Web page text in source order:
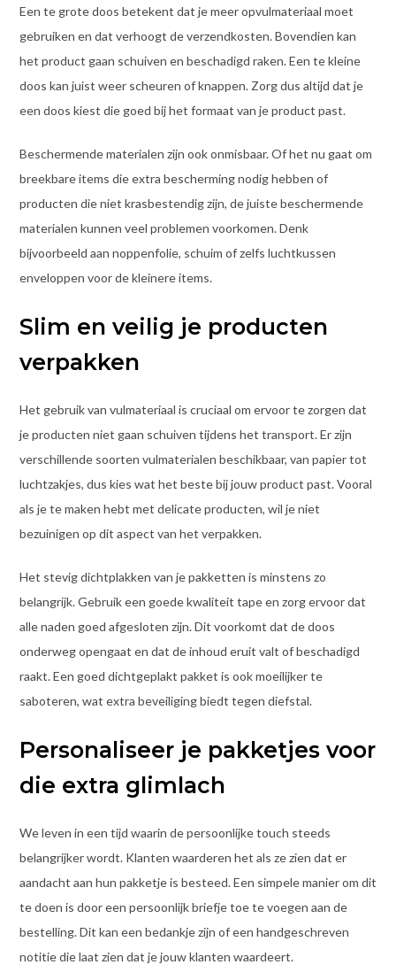
Een te grote doos betekent dat je meer opvulmateriaal moet
gebruiken en dat verhoogt de verzendkosten. Bovendien kan
het product gaan schuiven en beschadigd raken. Een te kleine
doos kan juist weer scheuren of knappen. Zorg dus altijd dat je
een doos kiest die goed bij het formaat van je product past.
Beschermende materialen zijn ook onmisbaar. Of het nu gaat om
breekbare items die extra bescherming nodig hebben of
producten die niet krasbestendig zijn, de juiste beschermende
materialen kunnen veel problemen voorkomen. Denk
bijvoorbeeld aan noppenfolie, schuim of zelfs luchtkussen
enveloppen voor de kleinere items.
Slim en veilig je producten
verpakken
Het gebruik van vulmateriaal is cruciaal om ervoor te zorgen dat
je producten niet gaan schuiven tijdens het transport. Er zijn
verschillende soorten vulmaterialen beschikbaar, van papier tot
luchtzakjes, dus kies wat het beste bij jouw product past. Vooral
als je te maken hebt met delicate producten, wil je niet
bezuinigen op dit aspect van het verpakken.
Het stevig dichtplakken van je pakketten is minstens zo
belangrijk. Gebruik een goede kwaliteit tape en zorg ervoor dat
alle naden goed afgesloten zijn. Dit voorkomt dat de doos
onderweg opengaat en dat de inhoud eruit valt of beschadigd
raakt. Een goed dichtgeplakt pakket is ook moeilijker te
saboteren, wat extra beveiliging biedt tegen diefstal.
Personaliseer je pakketjes voor
die extra glimlach
We leven in een tijd waarin de persoonlijke touch steeds
belangrijker wordt. Klanten waarderen het als ze zien dat er
aandacht aan hun pakketje is besteed. Een simpele manier om dit
te doen is door een persoonlijk briefje toe te voegen aan de
bestelling. Dit kan een bedankje zijn of een handgeschreven
notitie die laat zien dat je jouw klanten waardeert.